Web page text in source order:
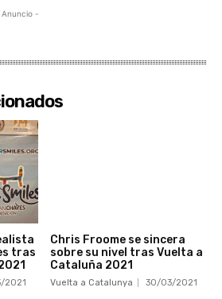
-
tras
2021
Chris Froome se sincera
sobre su nivel tras Vuelta a
Cataluña 2021
Vuelta a Catalunya 30/03/2021